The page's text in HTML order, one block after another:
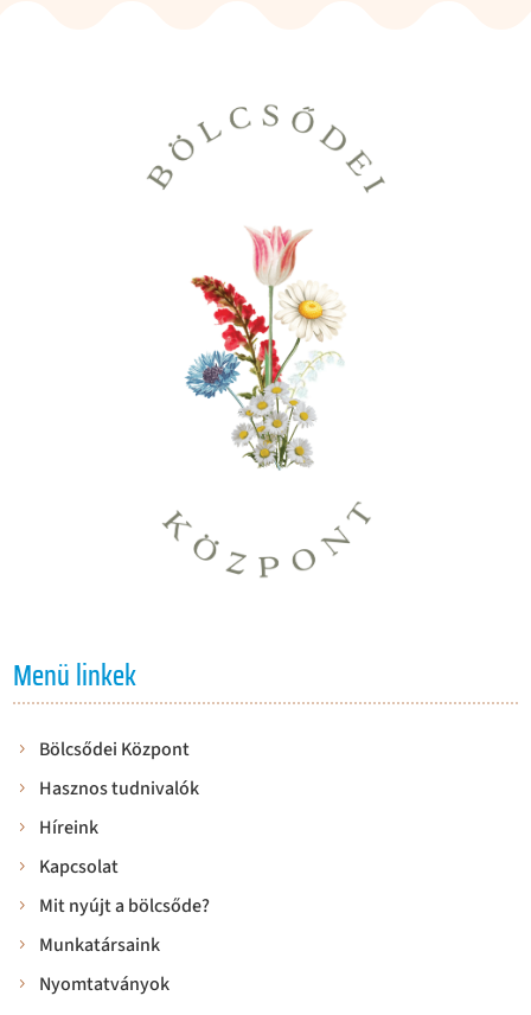
Menü linkek
Bölcsődei Központ
Hasznos tudnivalók
Híreink
Kapcsolat
Mit nyújt a bölcsőde?
Munkatársaink
Nyomtatványok